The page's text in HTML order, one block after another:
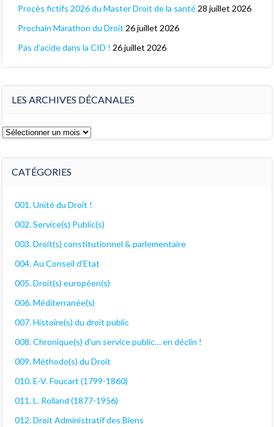
Procès fictifs 2026 du Master Droit de la santé 28 juillet 2026
Prochain Marathon du Droit 26 juillet 2026
Pas d’acide dans la CID ! 26 juillet 2026
LES ARCHIVES DÉCANALES
Les
CATÉGORIES
001. Unité du Droit !
002. Service(s) Public(s)
003. Droit(s) constitutionnel & parlementaire
004. Au Conseil d'Etat
005. Droit(s) européen(s)
006. Méditerranée(s)
007. Histoire(s) du droit public
008. Chronique(s) d'un service public… en déclin !
009. Méthodo(s) du Droit
010. E-V. Foucart (1799-1860)
011. L. Rolland (1877-1956)
012. Droit Administratif des Biens